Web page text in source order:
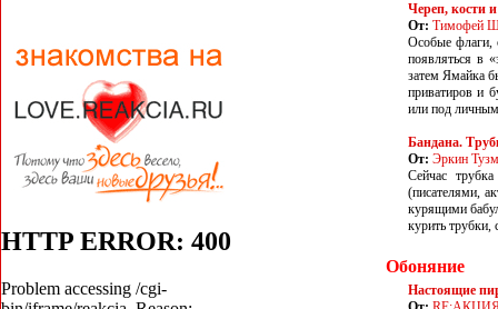
Череп, кости
От: Тимофей
Особые флаги,
появляться в
затем Ямайка
приватиров и
или под
Бандана.
От: Эркин
Сейчас
(писателями,
курящими
курить трубки,
Обоняние
Настоящие